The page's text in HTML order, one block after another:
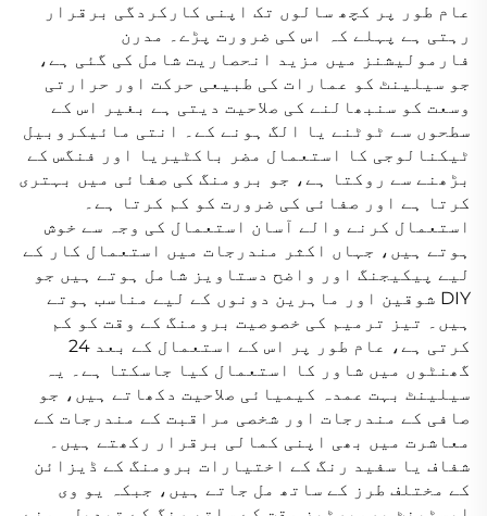
عام طور پر کچھ سالوں تک اپنی کارکردگی برقرار
رہتی ہے پہلے کہ اس کی ضرورت پڑے۔ مدرن
فارمولیشنز میں مزید انحصاریت شامل کی گئی ہے،
جو سیلینٹ کو عمارات کی طبیعی حرکت اور حرارتی
وسعت کو سنبھالنے کی صلاحیت دیتی ہے بغیر اس کے
سطحوں سے ٹوٹنے یا الگ ہونے کے۔ انتی مائیکروبیل
ٹیکنالوجی کا استعمال مضر باکٹیریا اور فنگس کے
بڑھنے سے روکتا ہے، جو برومنگ کی صفائی میں بہتری
کرتا ہے اور صفائی کی ضرورت کو کم کرتا ہے۔
استعمال کرنے والے آسان استعمال کی وجہ سے خوش
ہوتے ہیں، جہاں اکثر مندرجات میں استعمال کار کے
لیے پیکیجنگ اور واضح دستاویز شامل ہوتے ہیں جو
DIY شوقین اور ماہرین دونوں کے لیے مناسب ہوتے
ہیں۔ تیز ترمیم کی خصوصیت برومنگ کے وقت کو کم
کرتی ہے، عام طور پر اس کے استعمال کے بعد 24
گھنٹوں میں شاور کا استعمال کیا جاسکتا ہے۔ یہ
سیلینٹ بہت عمدہ کیمیائی صلاحیت دکھاتے ہیں، جو
صافی کے مندرجات اور شخصی مراقبت کے مندرجات کے
معاشرت میں بھی اپنی کمالی برقرار رکھتے ہیں۔
شفاف یا سفید رنگ کے اختیارات برومنگ کے ڈیزائن
کے مختلف طرز کے ساتھ مل جاتے ہیں، جبکہ یو وی